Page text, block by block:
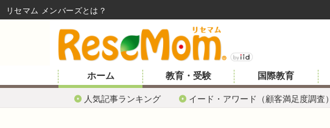
ホーム
人気記事ランキング イード・アワード（顧客満足度調査）
教育・受験 国際教育
リセマム メンバーズ